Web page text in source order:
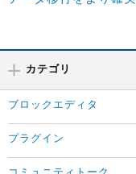
カテゴリ
ブロックエディタ
プラグイン